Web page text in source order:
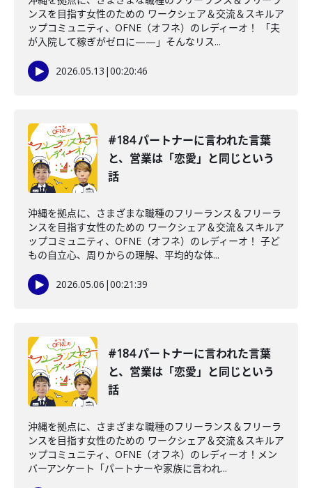
ンスを目指す女性のための ワークシェア＆交流＆スキルア
ップコミュニティ、OFNE（オフネ）のレディーオ！ 「夫
が入院して稼ぎがゼロに——」そんなリス...
2026.05.13 |00:20:46
#184 パートナーに言われた言葉
と、営業は「恋愛」と同じという
話
沖縄を拠点に、さまざまな職種のフリーランス＆フリーラ
ンスを目指す女性のための ワークシェア＆交流＆スキルア
ップコミュニティ、OFNE（オフネ）のレディーオ！ 子ど
もの自立心、周りからの理解、平均的な体...
2026.05.06 |00:21:39
#184 パートナーに言われた言葉
と、営業は「恋愛」と同じという
話
沖縄を拠点に、さまざまな職種のフリーランス＆フリーラ
ンスを目指す女性のための ワークシェア＆交流＆スキルア
ップコミュニティ、OFNE（オフネ）のレディーオ！メン
バーアンケート「パートナーや家族に言われ...